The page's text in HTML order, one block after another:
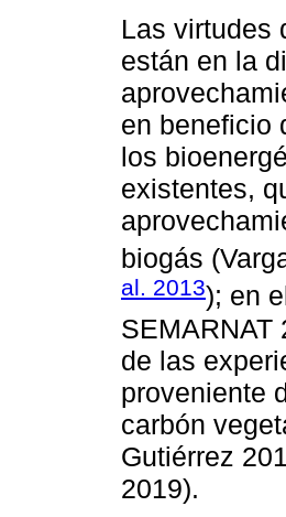
Las virtudes
están en la
en beneficio
los
existentes,
biogás
al. 2013); en
SEMARNAT
de las
proveniente
carbón
Gutiérrez
2019).